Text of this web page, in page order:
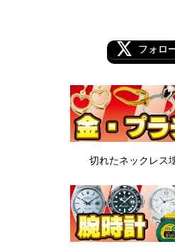
フォロ
切れたネックレス